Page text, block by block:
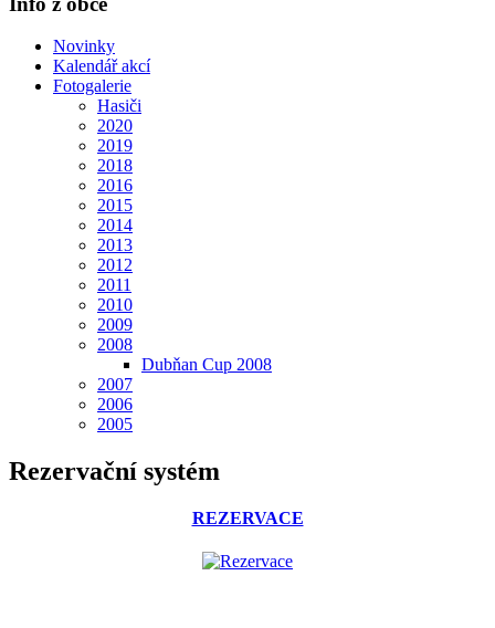
Novinky
Kalendář akcí
Fotogalerie
Hasiči
2020
2019
2018
2016
2015
2014
2013
2012
2011
2010
2009
2008
Dubňan Cup 2008
2007
2006
2005
Rezervační systém
REZERVACE